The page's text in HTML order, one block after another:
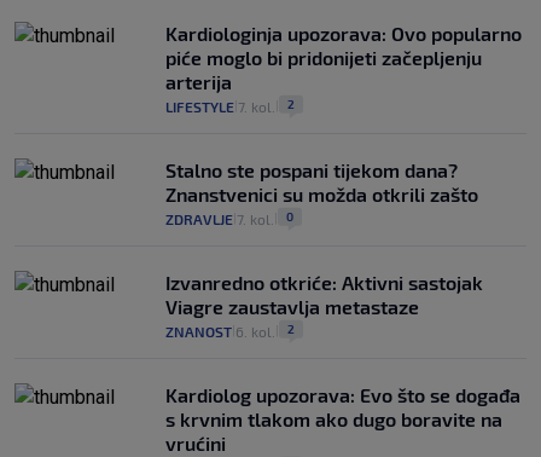
Kardiologinja upozorava: Ovo popularno
piće moglo bi pridonijeti začepljenju
arterija
LIFESTYLE 7. kol. 2
Stalno ste pospani tijekom dana?
Znanstvenici su možda otkrili zašto
ZDRAVLJE 7. kol. 0
Izvanredno otkriće: Aktivni sastojak
Viagre zaustavlja metastaze
ZNANOST 6. kol. 2
Kardiolog upozorava: Evo što se događa
s krvnim tlakom ako dugo boravite na
vrućini